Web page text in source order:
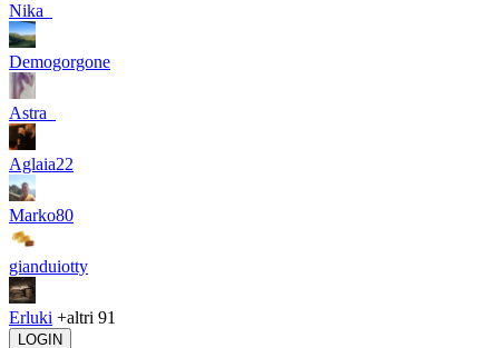
Nika_
Demogorgone
Astra_
Aglaia22
Marko80
gianduiotty
Erluki +altri 91
LOGIN